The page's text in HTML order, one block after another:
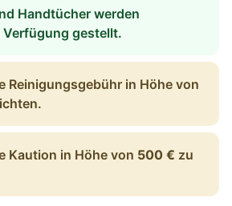
Handtücher werden
gestellt.
Reinigungsgebühr in Höhe von
Kaution in Höhe von 500 € zu